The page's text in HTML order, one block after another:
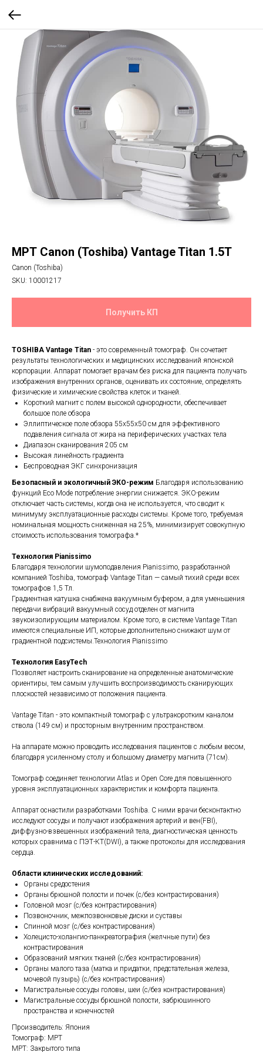
МРТ Canon (Toshiba) Vantage Titan 1.5T
Canon (Toshiba)
SKU: 10001217
Получить КП
TOSHIBA Vantage Titan - это современный томограф. Он сочетает
результаты технологических и медицинских исследований японской
корпорации. Аппарат помогает врачам без риска для пациента получать
изображения внутренних органов, оценивать их состояние, определять
физические и химические свойства клеток и тканей.
Короткий магнит с полем высокой однородности, обеспечивает
большое поле обзора
Эллиптическое поле обзора 55х55х50 см для эффективного
подавления сигнала от жира на периферических участках тела
Диапазон сканирования 205 см
Высокая линейность градиента
Беспроводная ЭКГ синхронизация
Безопасный и экологичный ЭКО-режим Благодаря использованию
функций Eco Mode потребление энергии снижается. ЭКО-режим
отключает часть системы, когда она не используется, что сводит к
минимуму эксплуатационные расходы системы. Кроме того, требуемая
номинальная мощность сниженная на 25%, минимизирует совокупную
стоимость использования томографа.*
Технология Pianissimo
Благодаря технологии шумоподавления Pianissimo, разработанной
компанией Toshiba, томограф Vantage Titan — самый тихий среди всех
томографов 1,5 Тл.
Градиентная катушка снабжена вакуумным буфером, а для уменьшения
передачи вибраций вакуумный сосуд отделен от магнита
звукоизолирующим материалом. Кроме того, в системе Vantage Titan
имеются специальные ИП, которые дополнительно снижают шум от
градиентной подсистемы.Технология Pianissimo
Технология EasyTech
Позволяет настроить сканирование на определенные анатомические
ориентиры, тем самым улучшить воспроизводимость сканирующих
плоскостей независимо от положения пациента.
Vantage Titan - это компактный томограф с ультракоротким каналом
ствола (149 см) и просторным внутренним пространством.
На аппарате можно проводить исследования пациентов с любым весом,
благодаря усиленному столу и большому диаметру магнита (71см).
Томограф соединяет технологии Atlas и Open Core для повышенного
уровня эксплуатационных характеристик и комфорта пациента.
Аппарат оснастили разработками Toshiba. С ними врачи бесконтактно
исследуют сосуды и получают изображения артерий и вен(FBI),
диффузно-взвешенных изображений тела, диагностическая ценность
которых сравнима с ПЭТ-КТ(DWI), а также протоколы для исследования
сердца.
Области клинических исследований:
Органы средостения
Органы брюшной полости и почек (с/без контрастирования)
Головной мозг (с/без контрастирования)
Позвоночник, межпозвонковые диски и суставы
Спинной мозг (с/без контрастирования)
Холецисто-холангио-панкреатография (желчные пути) без
контрастирования
Образований мягких тканей (с/без контрастирования)
Органы малого таза (матка и придатки, предстательная железа,
мочевой пузырь) (с/без контрастирования)
Магистральные сосуды головы, шеи (с/без контрастирования)
Магистральные сосуды брюшной полости, забрюшинного
пространства и конечностей
Производитель: Япония
Томограф: МРТ
МРТ: Закрытого типа